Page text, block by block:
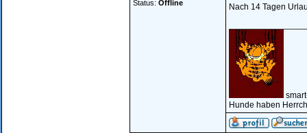
Status: Offline
Nach 14 Tagen
Hunde haben